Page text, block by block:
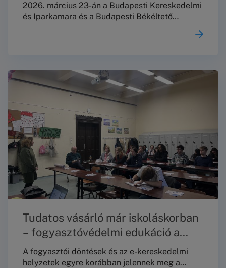
2026. március 23-án a Budapesti Kereskedelmi
és Iparkamara és a Budapesti Békéltető
Művelődési Ház dísztermében a FAIRCOMADR
európai uniós projekt záróeseményeként, amely
egyben lehetőséget teremtett a kétéves
program eredményeinek összegzésére
is.Szakmai zárókonferencia a FAIRCOMADR
projekt keretében2026.
Tudatos vásárló már iskoláskorban
– fogyasztóvédelmi edukáció a
Toldyban
A fogyasztói döntések és az e-kereskedelmi
helyzetek egyre korábban jelennek meg a